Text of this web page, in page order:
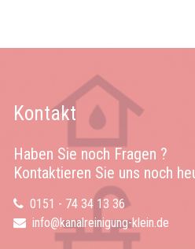
Kontakt
Haben Sie noch Fragen ?
Kontaktieren Sie uns noch
0151 - 74 34 13 36
info@kanalreinigung-klein.de